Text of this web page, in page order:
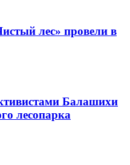
лес» провели в
Балашихи
лесопарка